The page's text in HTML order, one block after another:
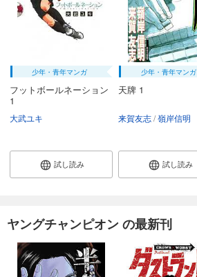
少年・青年マンガ
フットボールネーション
1
大武ユキ
試し読み
少年・青年マンガ
天牌 1
来賀友志 嶺岸信明
試し読み
ヤングチャンピオン の最新刊